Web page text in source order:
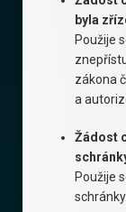
byla
Použije
zákona
a
Žádost
Použije
schránky.